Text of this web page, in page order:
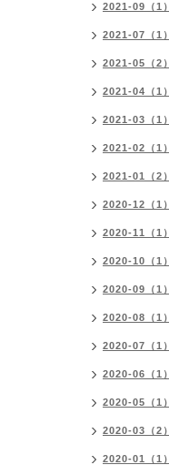
2021-09（1）
2021-07（1）
2021-05（2）
2021-04（1）
2021-03（1）
2021-02（1）
2021-01（2）
2020-12（1）
2020-11（1）
2020-10（1）
2020-09（1）
2020-08（1）
2020-07（1）
2020-06（1）
2020-05（1）
2020-03（2）
2020-01（1）